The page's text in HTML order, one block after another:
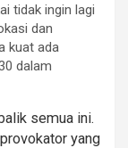
tidak ingin lagi
dan
kuat ada
dalam
semua ini.
yang